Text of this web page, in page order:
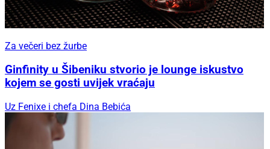
Za večeri bez žurbe
Ginfinity u Šibeniku stvorio je lounge iskustvo
kojem se gosti uvijek vraćaju
Uz Fenixe i chefa Dina Bebića